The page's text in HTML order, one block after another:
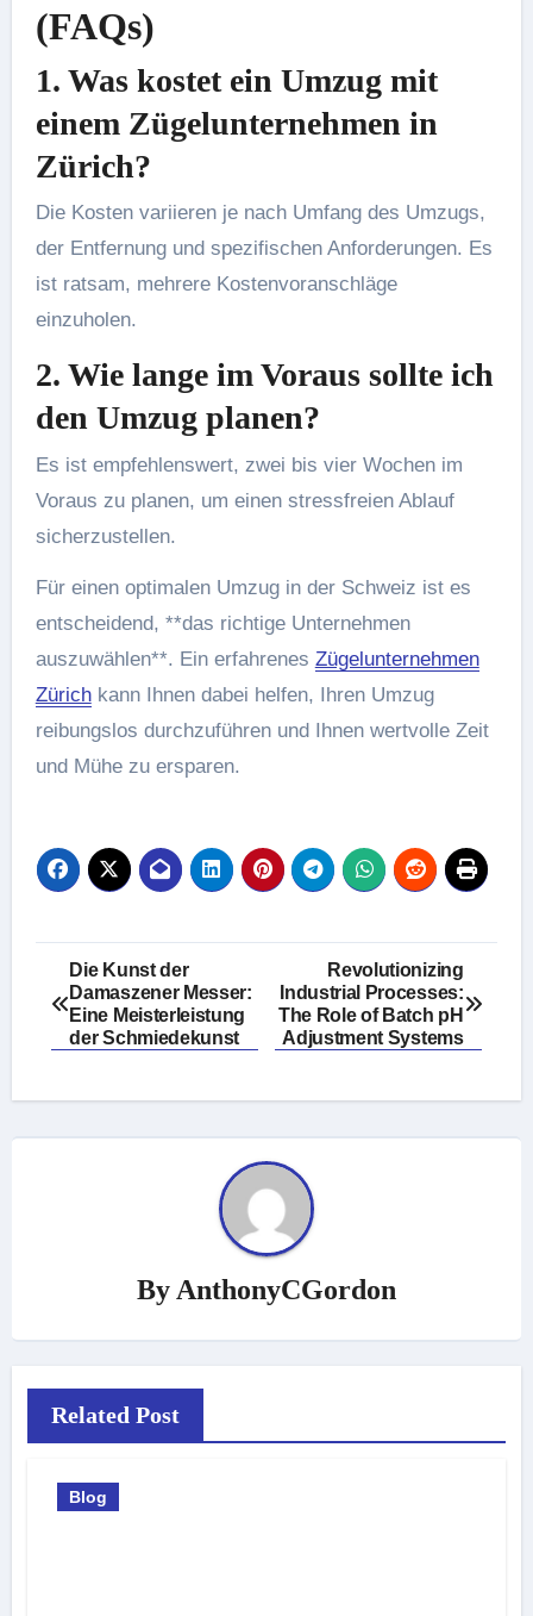
(FAQs)
1. Was kostet ein Umzug mit
einem Zügelunternehmen in
Zürich?
Die Kosten variieren je nach Umfang des Umzugs,
der Entfernung und spezifischen Anforderungen. Es
ist ratsam, mehrere Kostenvoranschläge
einzuholen.
2. Wie lange im Voraus sollte ich
den Umzug planen?
Es ist empfehlenswert, zwei bis vier Wochen im
Voraus zu planen, um einen stressfreien Ablauf
sicherzustellen.
Für einen optimalen Umzug in der Schweiz ist es
entscheidend, **das richtige Unternehmen
auszuwählen**. Ein erfahrenes Zügelunternehmen
Zürichkann Ihnen dabei helfen, Ihren Umzug
reibungslos durchzuführen und Ihnen wertvolle Zeit
und Mühe zu ersparen.
Post
navigation
Die Kunst der
Damaszener Messer:
Eine Meisterleistung
der Schmiedekunst
Revolutionizing
Industrial Processes:
The Role of Batch pH
Adjustment Systems
By AnthonyCGordon
Related Post
Blog